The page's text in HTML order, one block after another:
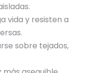
vida y resisten a
sobre tejados,